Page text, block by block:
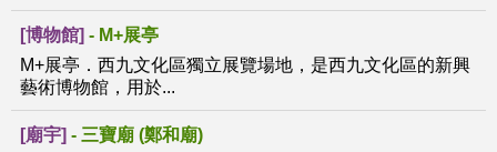
[博物館] - M+展亭
M+展亭．西九文化區獨立展覽場地，是西九文化區的新興
藝術博物館，用於...
[廟宇] - 三寶廟 (鄭和廟)